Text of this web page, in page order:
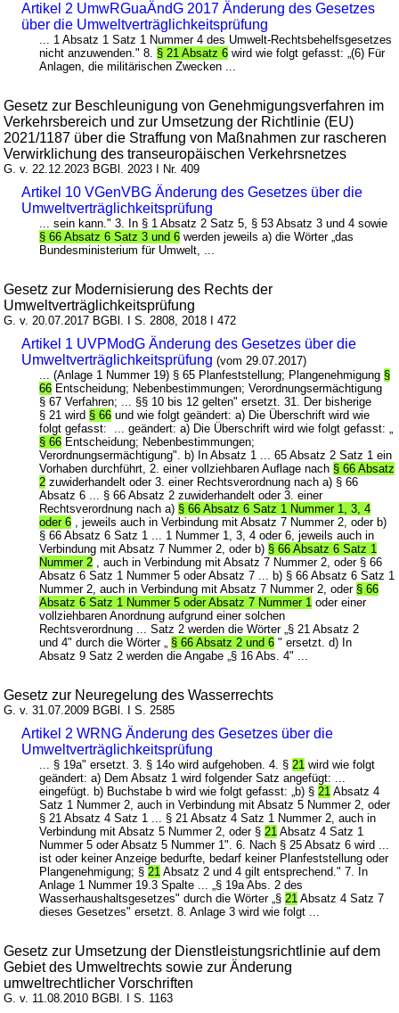
Artikel 2 UmwRGuaÄndG 2017 Änderung des Gesetzes
über die Umweltverträglichkeitsprüfung
... 1 Absatz 1 Satz 1 Nummer 4 des Umwelt-Rechtsbehelfsgesetzes
nicht anzuwenden." 8. § 21 Absatz 6 wird wie folgt gefasst: „(6) Für
Anlagen, die militärischen Zwecken ...
Gesetz zur Beschleunigung von Genehmigungsverfahren im
Verkehrsbereich und zur Umsetzung der Richtlinie (EU)
2021/1187 über die Straffung von Maßnahmen zur rascheren
Verwirklichung des transeuropäischen Verkehrsnetzes
G. v. 22.12.2023 BGBl. 2023 I Nr. 409
Artikel 10 VGenVBG Änderung des Gesetzes über die
Umweltverträglichkeitsprüfung
... sein kann." 3. In § 1 Absatz 2 Satz 5, § 53 Absatz 3 und 4 sowie
§ 66 Absatz 6 Satz 3 und 6 werden jeweils a) die Wörter „das
Bundesministerium für Umwelt, ...
Gesetz zur Modernisierung des Rechts der
Umweltverträglichkeitsprüfung
G. v. 20.07.2017 BGBl. I S. 2808, 2018 I 472
Artikel 1 UVPModG Änderung des Gesetzes über die
Umweltverträglichkeitsprüfung (vom 29.07.2017)
... (Anlage 1 Nummer 19) § 65 Planfeststellung; Plangenehmigung §
66 Entscheidung; Nebenbestimmungen; Verordnungsermächtigung
§ 67 Verfahren; ... §§ 10 bis 12 gelten" ersetzt. 31. Der bisherige
§ 21 wird § 66 und wie folgt geändert: a) Die Überschrift wird wie
folgt gefasst: ... geändert: a) Die Überschrift wird wie folgt gefasst: „
§ 66 Entscheidung; Nebenbestimmungen;
Verordnungsermächtigung". b) In Absatz 1 ... 65 Absatz 2 Satz 1 ein
Vorhaben durchführt, 2. einer vollziehbaren Auflage nach § 66 Absatz
2 zuwiderhandelt oder 3. einer Rechtsverordnung nach a) § 66
Absatz 6 ... § 66 Absatz 2 zuwiderhandelt oder 3. einer
Rechtsverordnung nach a) § 66 Absatz 6 Satz 1 Nummer 1, 3, 4
oder 6 , jeweils auch in Verbindung mit Absatz 7 Nummer 2, oder b)
§ 66 Absatz 6 Satz 1 ... 1 Nummer 1, 3, 4 oder 6, jeweils auch in
Verbindung mit Absatz 7 Nummer 2, oder b) § 66 Absatz 6 Satz 1
Nummer 2 , auch in Verbindung mit Absatz 7 Nummer 2, oder § 66
Absatz 6 Satz 1 Nummer 5 oder Absatz 7 ... b) § 66 Absatz 6 Satz 1
Nummer 2, auch in Verbindung mit Absatz 7 Nummer 2, oder § 66
Absatz 6 Satz 1 Nummer 5 oder Absatz 7 Nummer 1 oder einer
vollziehbaren Anordnung aufgrund einer solchen
Rechtsverordnung ... Satz 2 werden die Wörter „§ 21 Absatz 2
und 4" durch die Wörter „ § 66 Absatz 2 und 6 " ersetzt. d) In
Absatz 9 Satz 2 werden die Angabe „§ 16 Abs. 4" ...
Gesetz zur Neuregelung des Wasserrechts
G. v. 31.07.2009 BGBl. I S. 2585
Artikel 2 WRNG Änderung des Gesetzes über die
Umweltverträglichkeitsprüfung
... § 19a" ersetzt. 3. § 14o wird aufgehoben. 4. §21 wird wie folgt
geändert: a) Dem Absatz 1 wird folgender Satz angefügt: ...
eingefügt. b) Buchstabe b wird wie folgt gefasst: „b) §21 Absatz 4
Satz 1 Nummer 2, auch in Verbindung mit Absatz 5 Nummer 2, oder
§ 21 Absatz 4 Satz 1 ... § 21 Absatz 4 Satz 1 Nummer 2, auch in
Verbindung mit Absatz 5 Nummer 2, oder §21 Absatz 4 Satz 1
Nummer 5 oder Absatz 5 Nummer 1". 6. Nach § 25 Absatz 6 wird ...
ist oder keiner Anzeige bedurfte, bedarf keiner Planfeststellung oder
Plangenehmigung; §21 Absatz 2 und 4 gilt entsprechend." 7. In
Anlage 1 Nummer 19.3 Spalte ... „§ 19a Abs. 2 des
Wasserhaushaltsgesetzes" durch die Wörter „§21 Absatz 4 Satz 7
dieses Gesetzes" ersetzt. 8. Anlage 3 wird wie folgt ...
Gesetz zur Umsetzung der Dienstleistungsrichtlinie auf dem
Gebiet des Umweltrechts sowie zur Änderung
umweltrechtlicher Vorschriften
G. v. 11.08.2010 BGBl. I S. 1163